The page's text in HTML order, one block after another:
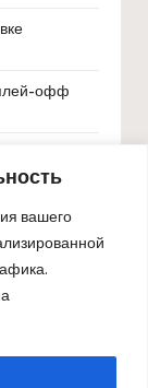
вашего
офф
Хуниорс»
своем